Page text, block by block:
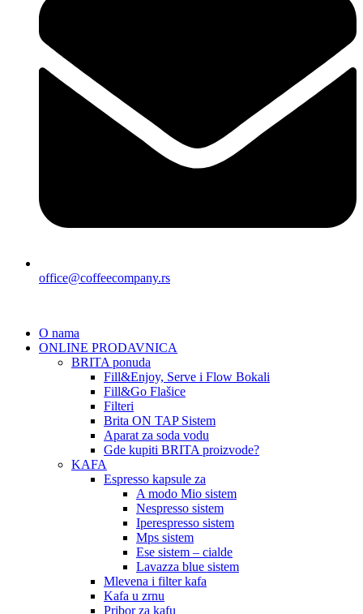
office@coffeecompany.rs
O nama
ONLINE PRODAVNICA
BRITA ponuda
Fill&Enjoy, Serve i Flow Bokali
Fill&Go Flašice
Filteri
Brita ON TAP Sistem
Aparat za soda vodu
Gde kupiti BRITA proizvode?
KAFA
Espresso kapsule za
A modo Mio sistem
Nespresso sistem
Iperespresso sistem
Mps sistem
Ese sistem – cialde
Lavazza blue sistem
Mlevena i filter kafa
Kafa u zrnu
Pribor za kafu